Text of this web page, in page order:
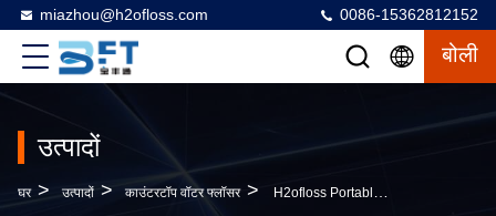
miazhou@h2ofloss.com 0086-15362812152
बोली
उत्पादों
घर > उत्पादों > काउंटरटॉप वॉटर फ्लॉसर > H2ofloss Portable Oral Irrigator With 570ml Water Tank 2500mAh Battery And 5 Nozzles For Effective Dental Cleaning